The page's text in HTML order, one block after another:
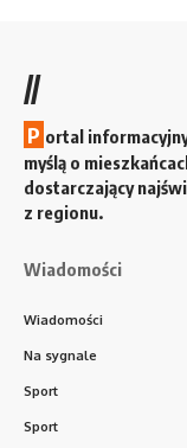
//
P ortal
myślą o
dostarczający
z regionu.
Wiadomości
Wiadomości
Na sygnale
Sport
Sport